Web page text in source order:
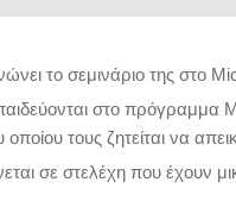
το σεμινάριο της στο
στο πρόγραμμα
τους ζητείται να
σε στελέχη που έχουν